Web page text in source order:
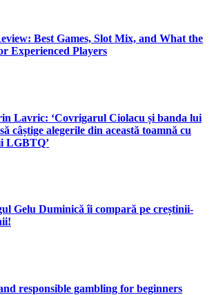
Best Games, Slot Mix, and What the
Experienced Players
Lavric: ‘Covrigarul Ciolacu și banda lui
câștige alegerile din această toamnă cu
LGBTQ’
Gelu Duminică îi compară pe creștinii-
responsible gambling for beginners